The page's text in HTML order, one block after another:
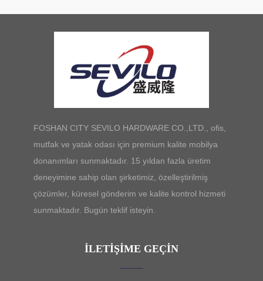
FOSHAN CITY SEVILO HARDWARE CO.,LTD., ofis,
mutfak ve yatak odası için premium kalite mobilya
donanımları sunmaktadır. 15 yıldan fazla üretim
deneyimine sahip olan şirketimiz, özelleştirilmiş
çözümler, küresel gönderim ve kalite kontrol hizmeti
sunmaktadır. Bugün teklif isteyin.
İLETIŞIME GEÇIN